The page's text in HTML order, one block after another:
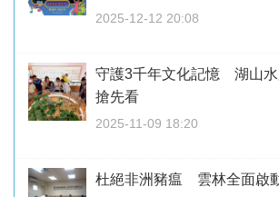
2025-12-12 20:08
守護3千年文化記憶 湖山水
搶先看
2025-11-09 18:20
杜絕非洲豬瘟 雲林全面啟